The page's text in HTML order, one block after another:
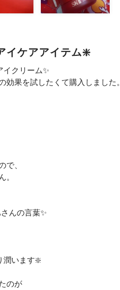
イケアアイテム❇️
クリーム✨
果を試したくて購入しました。
で、
。
んの言葉✨
潤います❇️
のが